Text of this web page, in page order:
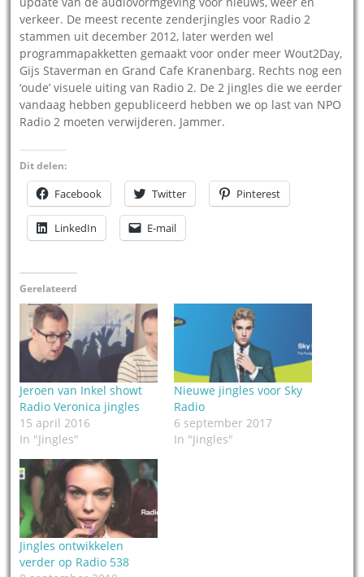
verkeer. De meest recente zenderjingles voor Radio 2
stammen uit december 2012, later werden wel
programmapakketten gemaakt voor onder meer Wout2Day,
Gijs Staverman en Grand Cafe Kranenbarg. Rechts nog een
‘oude’ visuele uiting van Radio 2. De 2 jingles die we eerder
vandaag hebben gepubliceerd hebben we op last van NPO
Radio 2 moeten verwijderen. Jammer.
Dit delen:
Facebook Twitter Pinterest
LinkedIn E-mail
Gerelateerd
Jeroen van Inkel showt
Radio Veronica jingles
15 april 2016
In "Jingles"
Nieuwe jingles voor Sky
Radio
6 september 2017
In "Jingles"
Jingles ontwikkelen
verder op Radio 538